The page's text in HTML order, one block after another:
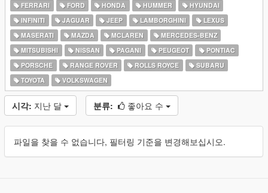
FERRARI
FORD HONDA HUMMER
HYUNDAI
INFINITI
JAGUAR JEEP LAMBORGHINI
LEXUS
MASERATI
MAZDA MCLAREN
MERCEDES-BENZ
MITSUBISHI
NISSAN PAGANI PEUGEOT
PONTIAC
PORSCHE
RANGE ROVER ROLLS ROYCE
SUBARU
TOYOTA
VOLKSWAGEN
시각: 지난 달 분류: 좋아요 수
파일을 찾을 수 없습니다, 필터링 기준을 변경해보십시오.